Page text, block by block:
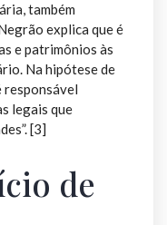
também
explica que é
e patrimônios às
Na hipótese de
legais que
[3]
de